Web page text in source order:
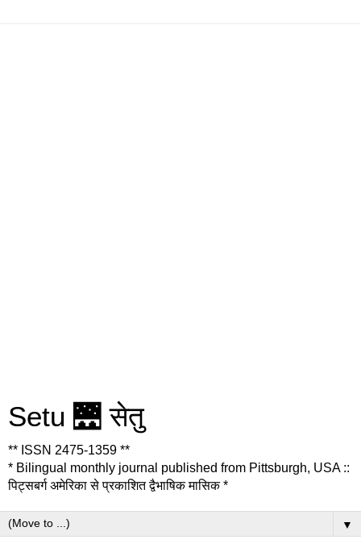
Setu 🌉 सेतु
** ISSN 2475-1359 **
* Bilingual monthly journal published from Pittsburgh, USA ::
पिट्सबर्ग अमेरिका से प्रकाशित द्वैभाषिक मासिक *
▼